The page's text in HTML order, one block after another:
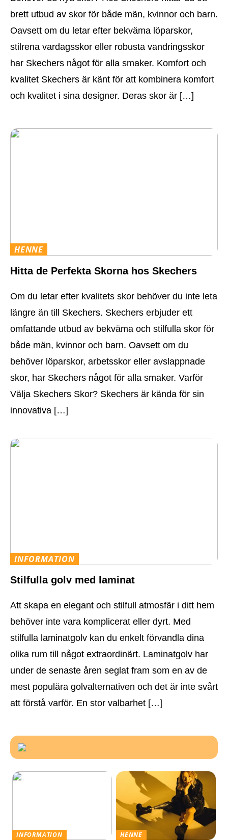
brett utbud av skor för både män, kvinnor och barn.
Oavsett om du letar efter bekväma löparskor,
stilrena vardagsskor eller robusta vandringsskor
har Skechers något för alla smaker. Komfort och
kvalitet Skechers är känt för att kombinera komfort
och kvalitet i sina designer. Deras skor är […]
HENNE
Hitta de Perfekta Skorna hos Skechers
Om du letar efter kvalitets skor behöver du inte leta
längre än till Skechers. Skechers erbjuder ett
omfattande utbud av bekväma och stilfulla skor för
både män, kvinnor och barn. Oavsett om du
behöver löparskor, arbetsskor eller avslappnade
skor, har Skechers något för alla smaker. Varför
Välja Skechers Skor? Skechers är kända för sin
innovativa […]
INFORMATION
Stilfulla golv med laminat
Att skapa en elegant och stilfull atmosfär i ditt hem
behöver inte vara komplicerat eller dyrt. Med
stilfulla laminatgolv kan du enkelt förvandla dina
olika rum till något extraordinärt. Laminatgolv har
under de senaste åren seglat fram som en av de
mest populära golvalternativen och det är inte svårt
att förstå varför. En stor valbarhet […]
INFORMATION
HENNE